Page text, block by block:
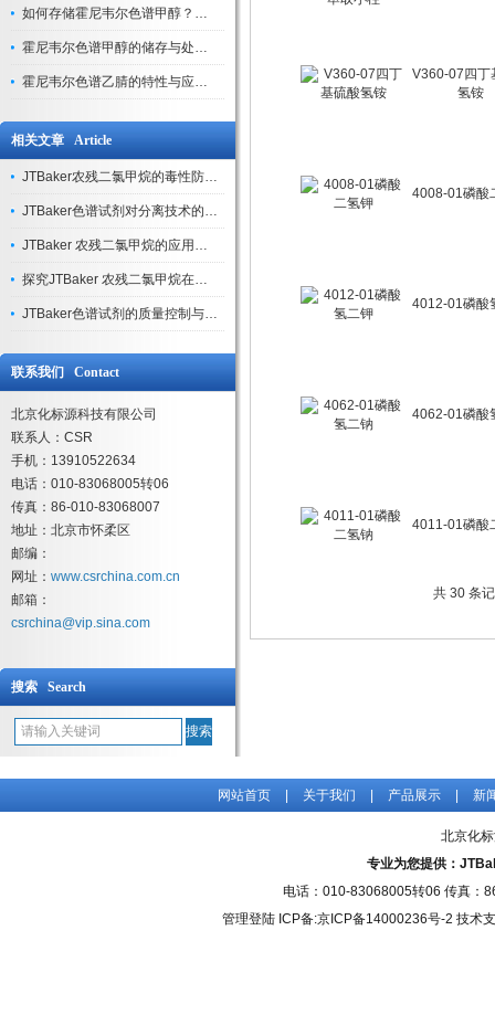
如何存储霍尼韦尔色谱甲醇？避光、密封、远离火源
霍尼韦尔色谱甲醇的储存与处理注意事项
霍尼韦尔色谱乙腈的特性与应用领域解析
相关文章 Article
JTBaker农残二氯甲烷的毒性防护与通风橱操作规范
JTBaker色谱试剂对分离技术的推动作用
JTBaker 农残二氯甲烷的应用领域与优势介绍
探究JTBaker 农残二氯甲烷在农产品检测中的应用
JTBaker色谱试剂的质量控制与测试方法介绍
联系我们 Contact
北京化标源科技有限公司
联系人：CSR
手机：13910522634
电话：010-83068005转06
传真：86-010-83068007
地址：北京市怀柔区
邮编：
网址： www.csrchina.com.cn
邮箱：
csrchina@vip.sina.com
搜索 Search
V360-07四丁
氢铵
4008-01磷酸
4012-01磷酸
4062-01磷酸
4011-01磷酸
共 30 条
网站首页 关于我们 产品展示 新
北京化
专业为您提供：
电话：010-83068005转06 传真：
管理登陆ICP备:京ICP备14000236号-2 技术